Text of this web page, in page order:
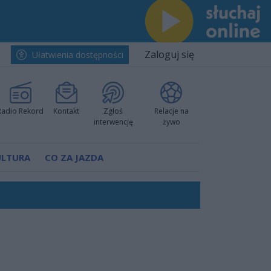
Ułatwienia dostępności Zaloguj się
Rekord Kontakt
Zgłoś
interwencję
Relacje na
żywo
CO ZA JAZDA